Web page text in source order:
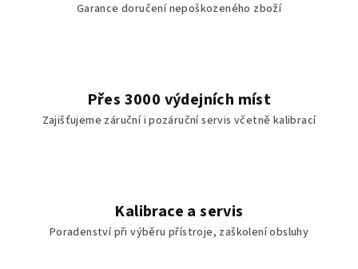
Garance doručení nepoškozeného zboží
Přes 3000 výdejních míst
Zajišťujeme záruční i pozáruční servis včetně kalibrací
Kalibrace a servis
Poradenství při výběru přístroje, zaškolení obsluhy